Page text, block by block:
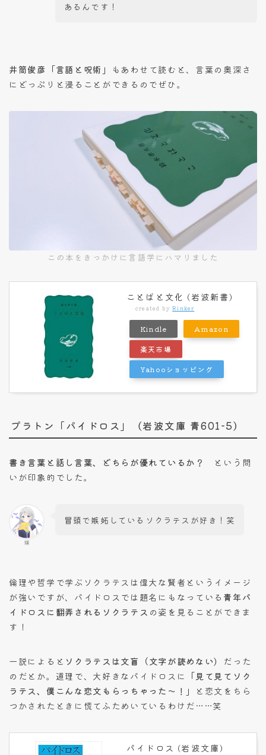
あるんです！
井筒俊彦「言語と呪術」
もあわせて読むと、言葉の奥深さ
にどっぷりと浸ることができるのでぜひ。
この本をきっかけに言語学にハマりました
ことばと文化 (岩波新書)
created byRinker
Kindle Amazon
楽天市場
Yahooショッピング
プラトン「パイドロス」（岩波文庫 青601-5）
書き言葉と話し言葉、どちらが優れているか？
という問
いが印象的でした。
瑛
冒頭で嫉妬しているソクラテスが好き！笑
倫理や哲学で学ぶソクラテスは偉大な賢者というイメージ
が強いですが、パイドロスでは題名にもなっている 青年パ
イドロスに翻弄されるソクラテス の姿を見ることができま
す！
一説によると ソクラテスは文盲（文字が読めない） だった
のだとか。道理で、大好きなパイドロスに
「見て見てソク
ラテス、僕こんな恋文もらっちゃった〜！」
と恋文をちら
つかされたときに慌てふためいているわけだ……笑
パイドロス (岩波文庫)